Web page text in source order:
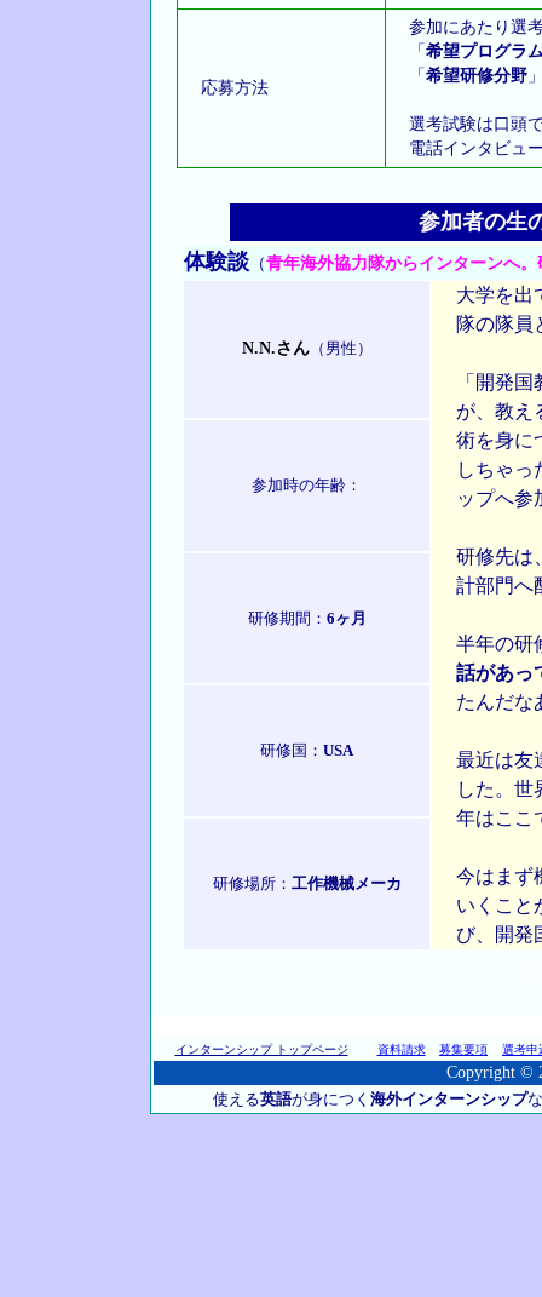
応募方法
参加にあたり選
「 希望プログラ
「 希望研修分野
選考試験は口頭
電話インタビュ
参加者の生
体験談 （青年海外協力隊からインターンへ
N.N.さん（男性）
大学を出
隊の隊員
「開発
が、教え
術を身に
しちゃっ
ップへ参
研修先は
計部門へ
半年の研
話があっ
たんだな
最近は友
した。世
年はここ
今はまず
いくこと
び、開発
参加時の年齢：
研修期間： 6ヶ月
研修国： USA
研修場所： 工作機械メーカ
インターンシップ トップページ 資料請求 募集要項 選考申
Copyright ©
使える英語が身につく 海外インターンシップ